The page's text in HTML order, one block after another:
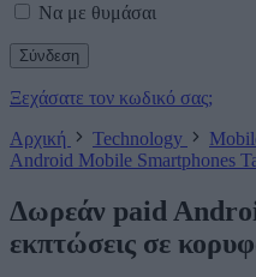
Να με θυμάσαι
Ξεχάσατε τον κωδικό σας;
Αρχική
Technology
Android Mobile Smartphones
Δωρεάν paid
εκπτώσεις σε